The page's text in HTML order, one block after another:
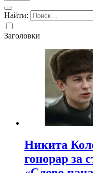
Найти:
Заголовки
Никита
гонорар за